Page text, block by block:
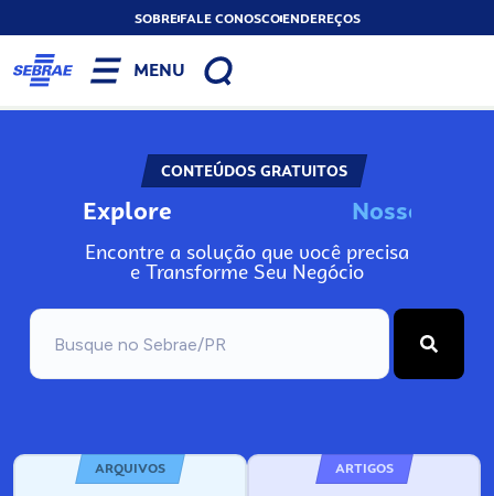
SOBREFALE CONOSCOENDEREÇOS
MENU
CONTEÚDOS GRATUITOS
Explore Noss
Encontre a solução que você precisa
e Transforme Seu Negócio
ARQUIVOS ARTIGOS